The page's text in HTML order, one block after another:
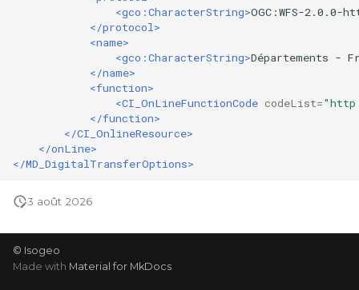
<gco:CharacterString>OGC:WFS-2.0.0-
</protocol>
<name>
<gco:CharacterString>Départements -
</name>
<function>
<CI_OnLineFunctionCode codeList=
</function>
</CI_OnlineResource>
</onLine>
</MD_DigitalTransferOptions>
3 août 2026
© Isogeo
Made with Material for MkDocs